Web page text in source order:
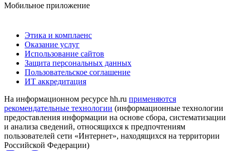
Мобильное приложение
Этика и комплаенс
Оказание услуг
Использование сайтов
Защита персональных данных
Пользовательское соглашение
ИТ аккредитация
На информационном ресурсе hh.ru применяются
рекомендательные технологии (информационные технологии
предоставления информации на основе сбора, систематизации
и анализа сведений, относящихся к предпочтениям
пользователей сети «Интернет», находящихся на территории
Российской Федерации)